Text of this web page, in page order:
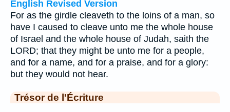
English Revised Version
For as the girdle cleaveth to the loins of a man, so
have I caused to cleave unto me the whole house
of Israel and the whole house of Judah, saith the
LORD; that they might be unto me for a people,
and for a name, and for a praise, and for a glory:
but they would not hear.
Trésor de l'Écriture